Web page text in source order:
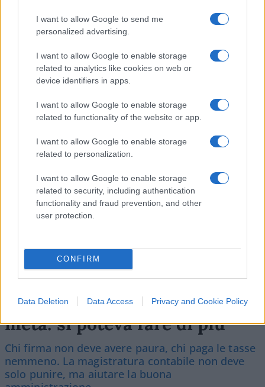
I want to allow Google to send me
personalized advertising.
I want to allow Google to enable storage
related to analytics like cookies on web or
device identifiers in apps.
I want to allow Google to enable storage
related to functionality of the website or app.
I want to allow Google to enable storage
related to personalization.
I want to allow Google to enable storage
related to security, including authentication
functionality and fraud prevention, and other
user protection.
CONFIRM
Data Deletion Data Access Privacy and Cookie Policy
#BUROCRAZIA
Leggi i commenti
SEDUTE SATIRICHE
Vignetta del 07/08/2026
Corte dei conti, la riforma a
metà: si poteva fare di più
Chi firma non deve avere paura, chi paga le tasse
nemmeno. La magistratura contabile non deve
solo punire, ma aiutare la buona